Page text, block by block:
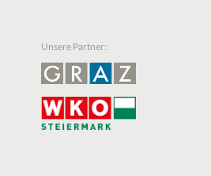
Unsere Partner: